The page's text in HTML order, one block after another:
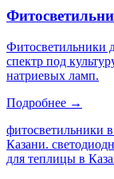
Фитосветильники
спектр под
натриевых ламп.
Подробнее →
фитосветильники
Казани.
для теплицы в